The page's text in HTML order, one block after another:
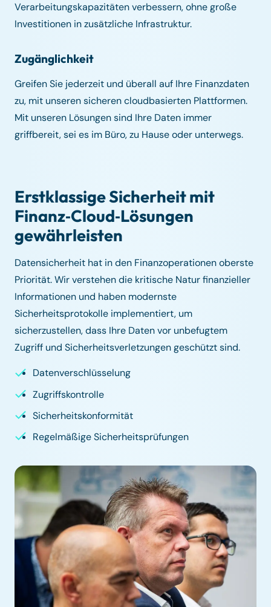
Verarbeitungskapazitäten verbessern, ohne große
Investitionen in zusätzliche Infrastruktur.
Zugänglichkeit
Greifen Sie jederzeit und überall auf Ihre Finanzdaten
zu, mit unseren sicheren cloudbasierten Plattformen.
Mit unseren Lösungen sind Ihre Daten immer
griffbereit, sei es im Büro, zu Hause oder unterwegs.
Erstklassige Sicherheit mit
Finanz‑Cloud‑Lösungen
gewährleisten
Datensicherheit hat in den Finanzoperationen oberste
Priorität. Wir verstehen die kritische Natur finanzieller
Informationen und haben modernste
Sicherheitsprotokolle implementiert, um
sicherzustellen, dass Ihre Daten vor unbefugtem
Zugriff und Sicherheitsverletzungen geschützt sind.
Datenverschlüsselung
Zugriffskontrolle
Sicherheitskonformität
Regelmäßige Sicherheitsprüfungen